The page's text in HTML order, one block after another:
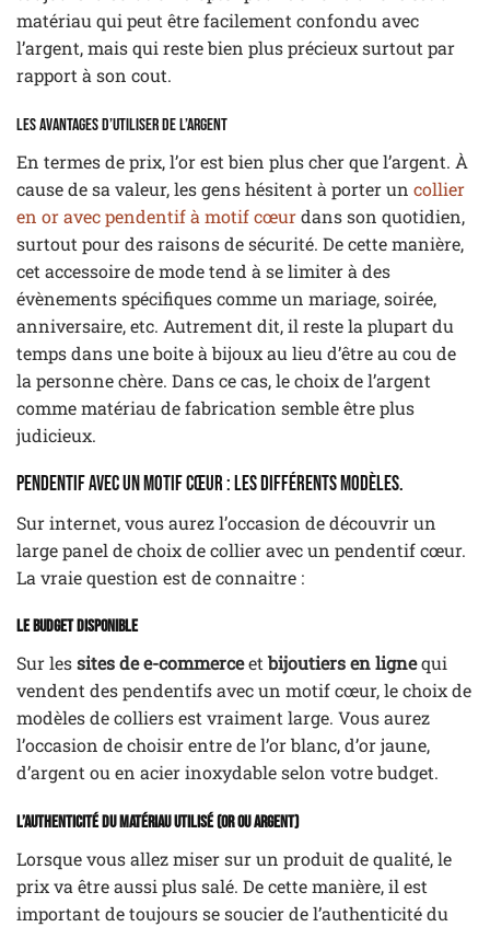
matériau qui peut être facilement confondu avec
l’argent, mais qui reste bien plus précieux surtout par
rapport à son cout.
Les avantages d’utiliser de l’argent
En termes de prix, l’or est bien plus cher que l’argent. À
cause de sa valeur, les gens hésitent à porter un collier
en or avec pendentif à motif cœurdans son quotidien,
surtout pour des raisons de sécurité. De cette manière,
cet accessoire de mode tend à se limiter à des
évènements spécifiques comme un mariage, soirée,
anniversaire, etc. Autrement dit, il reste la plupart du
temps dans une boite à bijoux au lieu d’être au cou de
la personne chère. Dans ce cas, le choix de l’argent
comme matériau de fabrication semble être plus
judicieux.
Pendentif avec un motif cœur : Les différents modèles.
Sur internet, vous aurez l’occasion de découvrir un
large panel de choix de collier avec un pendentif cœur.
La vraie question est de connaitre :
Le budget disponible
Sur lessites de e-commerceetbijoutiers en lignequi
vendent des pendentifs avec un motif cœur, le choix de
modèles de colliers est vraiment large. Vous aurez
l’occasion de choisir entre de l’or blanc, d’or jaune,
d’argent ou en acier inoxydable selon votre budget.
L’authenticité du matériau utilisé (or ou argent)
Lorsque vous allez miser sur un produit de qualité, le
prix va être aussi plus salé. De cette manière, il est
important de toujours se soucier de l’authenticité du